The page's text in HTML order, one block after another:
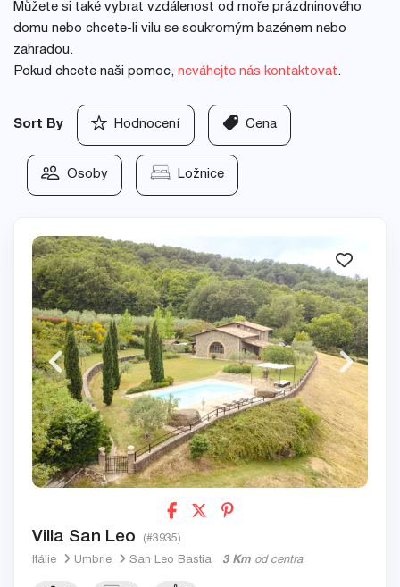
Můžete si také vybrat vzdálenost od moře prázdninového
domu nebo chcete-li vilu se soukromým bazénem nebo
zahradou.
Pokud chcete naši pomoc, neváhejte nás kontaktovat.
Sort By Hodnocení Cena
Osoby Ložnice
Villa San Leo (#3935)
Itálie Umbrie San Leo Bastia 3 Km od centra